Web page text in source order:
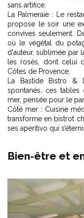
sans artifice.
La Palmeraie : Le
propose le soir une
convives seulement.
où le végétal du
d'auteur, sublimée par
les rosés, dont celui
Côtes de Provence.
La Bastide Bistro &
spontanés, ces
mer, pensée pour le
Côté mer : Cuisine
transforme en bistrot
ses aperitivo qui
Bien-être et